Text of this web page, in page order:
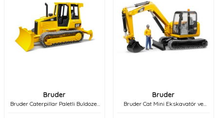
Bruder
Bruder Caterpillar Paletli Buldozer
Bruder
Bruder Cat Mini Ekskavatör ve